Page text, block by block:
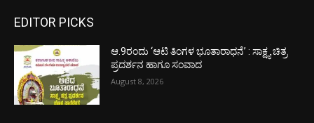
EDITOR PICKS
ಆ.9ರಂದು ‘ಆಟಿ ತಿಂಗಳ ಭೂತಾರಾಧನೆ’ : ಸಾಕ್ಷ್ಯ ಚಿತ್ರ
ಪ್ರದರ್ಶನ ಹಾಗೂ ಸಂವಾದ
August 8, 2026